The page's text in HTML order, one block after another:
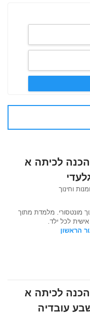
לכיתה א
וחינוך
מונטסורי. מלמדת מתוך
לכל ילד.
לכיתה א
עובדיה